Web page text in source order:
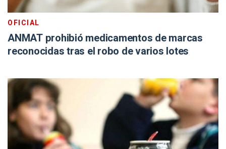
OFICIAL
ANMAT prohibió medicamentos de marcas
reconocidas tras el robo de varios lotes